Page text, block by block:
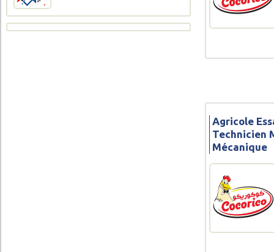
Agricole
Technicien
Mécanique